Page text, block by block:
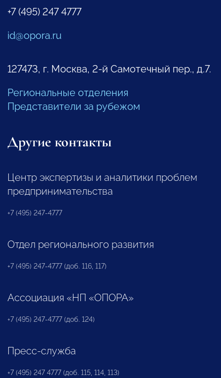
+7 (495) 247 4777
id@opora.ru
127473, г. Москва, 2-й Самотечный пер., д.7.
Региональные отделения
Представители за рубежом
Другие контакты
Центр экспертизы и аналитики проблем
предпринимательства
+7 (495) 247-4777
Отдел регионального развития
+7 (495) 247-4777 (доб. 116, 117)
Ассоциация «НП «ОПОРА»
+7 (495) 247-4777 (доб. 124)
Пресс-служба
+7 (495) 247 4777 (доб. 115, 114, 113)